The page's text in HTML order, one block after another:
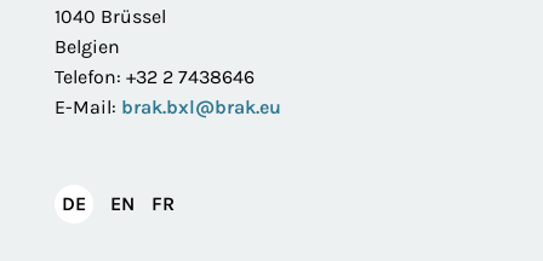
1040 Brüssel
Belgien
Telefon: +32 2 7438646
E-Mail: brak.bxl@brak.eu
DEDeutsch
EN English
FR